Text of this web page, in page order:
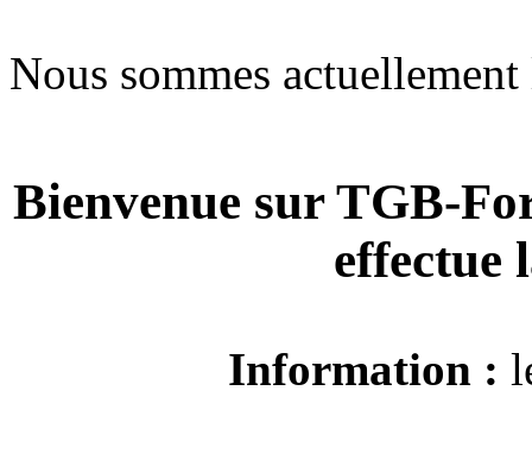
Nous sommes
Bienvenue sur TGB-
Information :